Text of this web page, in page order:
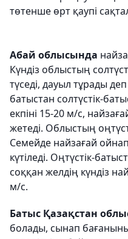
төтенше өрт қаупі
Абай облысында
Күндіз облыстың
түседі, дауыл тұрады
батыстан солтүстік-
екпіні 15-20 м/с,
жетеді. Облыстың
Семейде найзағай
күтіледі. Оңтүстік-
соққан желдің күндіз
м/с.
Батыс Қазақстан
болады, сынап